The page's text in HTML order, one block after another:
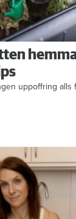
uppoffring alls